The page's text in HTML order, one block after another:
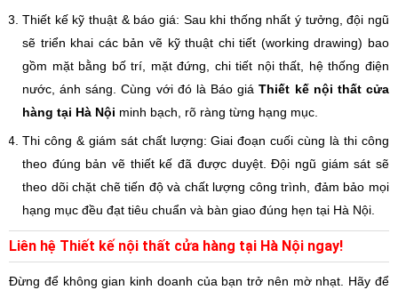
Thiết kế kỹ thuật & báo giá: Sau khi thống nhất ý tưởng, đội ngũ
sẽ triển khai các bản vẽ kỹ thuật chi tiết (working drawing) bao
gồm mặt bằng bố trí, mặt đứng, chi tiết nội thất, hệ thống điện
nước, ánh sáng. Cùng với đó là Báo giáThiết kế nội thất cửa
hàng tại Hà Nội minh bạch, rõ ràng từng hạng mục.
Thi công & giám sát chất lượng: Giai đoạn cuối cùng là thi công
theo đúng bản vẽ thiết kế đã được duyệt. Đội ngũ giám sát sẽ
theo dõi chặt chẽ tiến độ và chất lượng công trình, đảm bảo mọi
hạng mục đều đạt tiêu chuẩn và bàn giao đúng hẹn tại Hà Nội.
Liên hệ Thiết kế nội thất cửa hàng tại Hà Nội ngay!
Đừng để không gian kinh doanh của bạn trở nên mờ nhạt. Hãy để